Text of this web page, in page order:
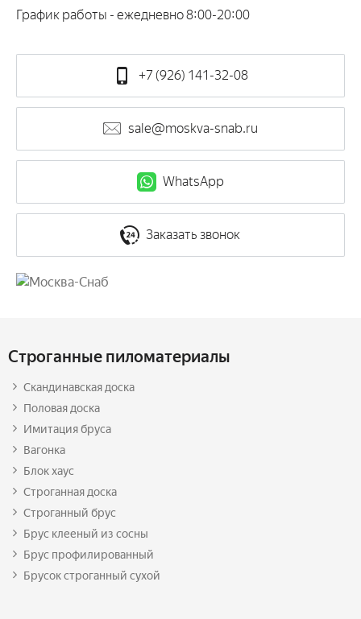
График работы - ежедневно 8:00-20:00
+7 (926) 141-32-08
sale@moskva-snab.ru
WhatsApp
Заказать звонок
Строганные пиломатериалы
Скандинавская доска
Половая доска
Имитация бруса
Вагонка
Блок хаус
Строганная доска
Строганный брус
Брус клееный из сосны
Брус профилированный
Брусок строганный сухой